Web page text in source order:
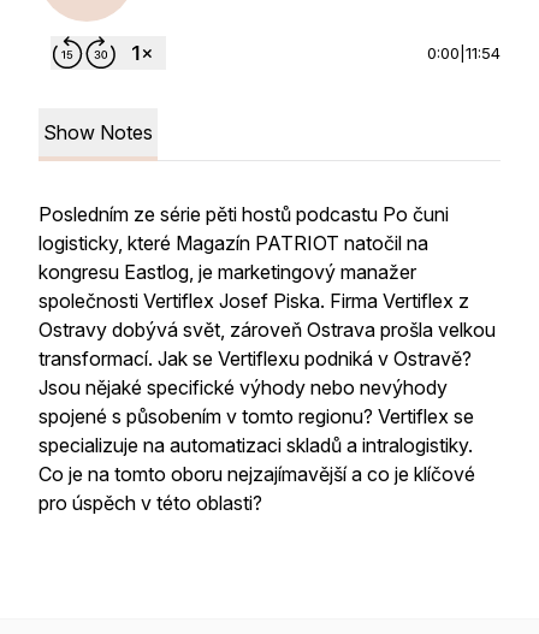
0:00 11:54
Show Notes
Posledním ze série pěti hostů podcastu Po čuni
logisticky, které Magazín PATRIOT natočil na
kongresu Eastlog, je marketingový manažer
společnosti Vertiflex Josef Piska. Firma Vertiflex z
Ostravy dobývá svět, zároveň Ostrava prošla velkou
transformací. Jak se Vertiflexu podniká v Ostravě?
Jsou nějaké specifické výhody nebo nevýhody
spojené s působením v tomto regionu? Vertiflex se
specializuje na automatizaci skladů a intralogistiky.
Co je na tomto oboru nejzajímavější a co je klíčové
pro úspěch v této oblasti?